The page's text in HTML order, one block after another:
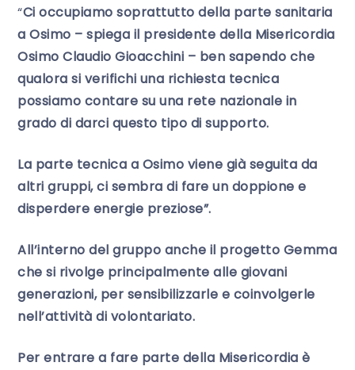
“Ci occupiamo soprattutto della parte sanitaria
a Osimo – spiega il presidente della Misericordia
Osimo Claudio Gioacchini – ben sapendo che
qualora si verifichi una richiesta tecnica
possiamo contare su una rete nazionale in
grado di darci questo tipo di supporto.
La parte tecnica a Osimo viene già seguita da
altri gruppi, ci sembra di fare un doppione e
disperdere energie preziose”.
All’interno del gruppo anche il progetto Gemma
che si rivolge principalmente alle giovani
generazioni, per sensibilizzarle e coinvolgerle
nell’attività di volontariato.
Per entrare a fare parte della Misericordia è